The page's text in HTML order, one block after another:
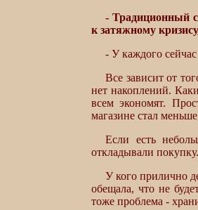
- Традиционный
к затяжному
- У каждого
Все зависит от
нет накоплений.
всем экономят.
магазине стал
Если есть
откладывали
У кого прилично
обещала, что не
тоже проблема -